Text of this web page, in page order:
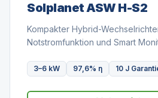
Solplanet ASW H-S2
Kompakter Hybrid-
Notstromfunktion und Smart
3–6 kW 97,6% η 10 J